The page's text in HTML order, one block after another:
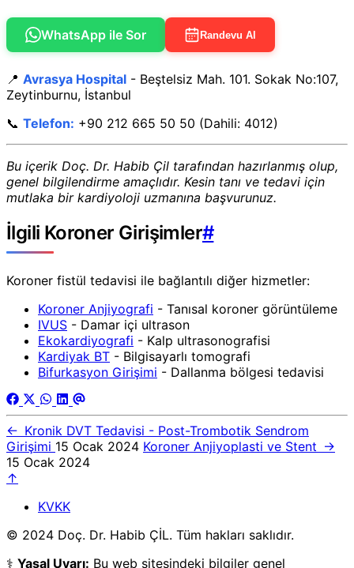
WhatsApp ile Sor Randevu Al
📍 Avrasya Hospital - Beştelsiz Mah. 101. Sokak No:107,
Zeytinburnu, İstanbul
📞 Telefon: +90 212 665 50 50 (Dahili: 4012)
Bu içerik Doç. Dr. Habib Çil tarafından hazırlanmış olup,
genel bilgilendirme amaçlıdır. Kesin tanı ve tedavi için
mutlaka bir kardiyoloji uzmanına başvurunuz.
İlgili Koroner Girişimler#
Koroner fistül tedavisi ile bağlantılı diğer hizmetler:
Koroner Anjiyografi - Tanısal koroner görüntüleme
IVUS - Damar içi ultrason
Ekokardiyografi - Kalp ultrasonografisi
Kardiyak BT - Bilgisayarlı tomografi
Bifurkasyon Girişimi - Dallanma bölgesi tedavisi
← Kronik DVT Tedavisi - Post-Trombotik Sendrom
Girişimi 15 Ocak 2024 Koroner Anjiyoplasti ve Stent →
15 Ocak 2024
↑
KVKK
© 2024 Doç. Dr. Habib ÇİL. Tüm hakları saklıdır.
⚕️ Yasal Uyarı: Bu web sitesindeki bilgiler genel